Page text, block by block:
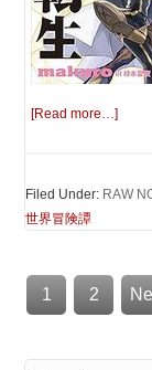
[Read more…]
Filed Under: RAW
世界冒険譚
1 2